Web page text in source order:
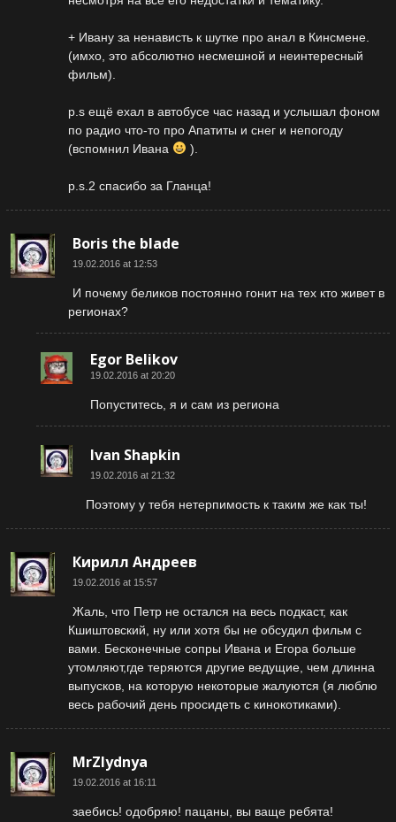
+ Ивану за ненависть к шутке про анал в Кинсмене.
(имхо, это абсолютно несмешной и неинтересный
фильм).
p.s ещё ехал в автобусе час назад и услышал фоном
по радио что-то про Апатиты и снег и непогоду
(вспомнил Ивана
).
p.s.2 спасибо за Гланца!
Boris the blade
19.02.2016 at 12:53
И почему беликов постоянно гонит на тех кто живет в
регионах?
Egor Belikov
19.02.2016 at 20:20
Попуститесь, я и сам из региона
Ivan Shapkin
19.02.2016 at 21:32
Поэтому у тебя нетерпимость к таким же как ты!
Кирилл Андреев
19.02.2016 at 15:57
Жаль, что Петр не остался на весь подкаст, как
Кшиштовский, ну или хотя бы не обсудил фильм с
вами. Бесконечные сопры Ивана и Егора больше
утомляют,где теряются другие ведущие, чем длинна
выпусков, на которую некоторые жалуются (я люблю
весь рабочий день просидеть с кинокотиками).
MrZlydnya
19.02.2016 at 16:11
заебись! одобряю! пацаны, вы ваще ребята!